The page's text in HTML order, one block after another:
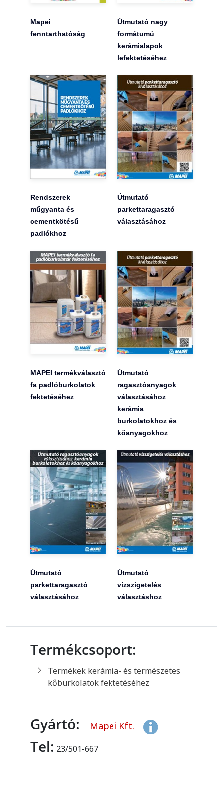
Mapei
fenntarthatóság
Útmutató nagy
formátumú
kerámialapok
lefektetéséhez
Rendszerek
műgyanta és
cementkötésű
padlókhoz
Útmutató
parkettaragasztó
választásához
MAPEI termékválasztó
fa padlóburkolatok
fektetéséhez
Útmutató
ragasztóanyagok
választásához
kerámia
burkolatokhoz és
kőanyagokhoz
Útmutató
parkettaragasztó
választásához
Útmutató
vízszigetelés
választáshoz
Termékcsoport:
Termékek kerámia- és természetes
kőburkolatok fektetéséhez
Gyártó: Mapei Kft.
Tel: 23/501-667